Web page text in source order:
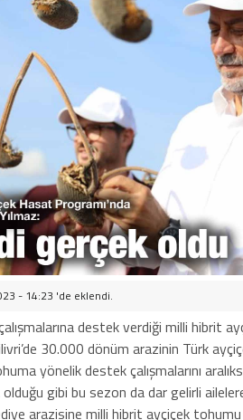
- 14:23 'de eklendi.
destek verdiği milli hibrit
30.000 dönüm arazinin Türk
yönelik destek çalışmalarını
gibi bu sezon da dar gelirli
arazisine milli hibrit ayçiçek